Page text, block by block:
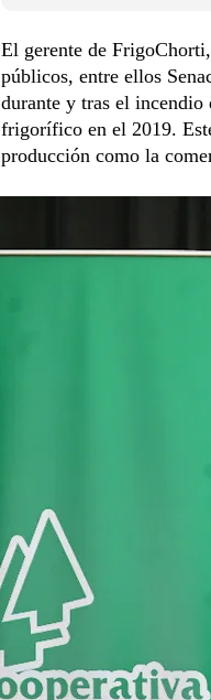
El gerente de
públicos, entre ellos
durante y tras el incendio
frigorífico en el 2019.
producción como la